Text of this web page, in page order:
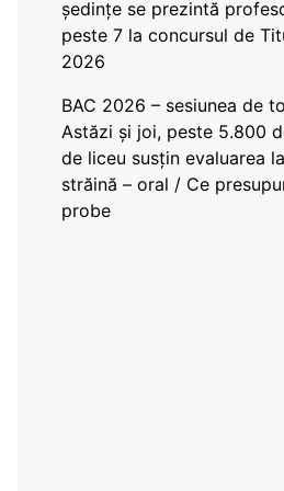
ședințe se prezintă
peste 7 la concursul de
2026
BAC 2026 – sesiunea de
Astăzi și joi, peste 5.800
de liceu susțin evaluarea
străină – oral / Ce
probe